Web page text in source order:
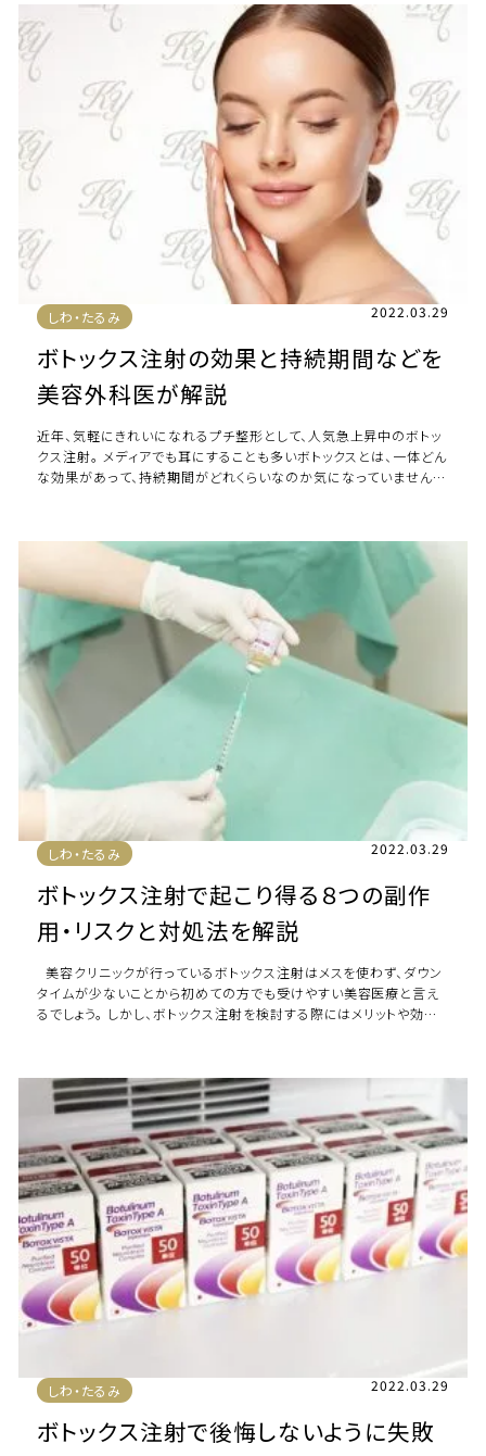
しわ・たるみ 2022.03.29
ボトックス注射の効果と持続期間などを
美容外科医が解説
近年、気軽にきれいになれるプチ整形として、人気急上昇中のボトッ
クス注射。 メディアでも耳にすることも多いボトックスとは、一体どん
な効果があって、持続期間がどれくらいなのか気になっていません
しわ・たるみ 2022.03.29
ボトックス注射で起こり得る８つの副作
用・リスクと対処法を解説
美容クリニックが行っているボトックス注射はメスを使わず、ダウン
タイムが少ないことから初めての方でも受けやすい美容医療と言え
るでしょう。 しかし、ボトックス注射を検討する際にはメリットや効果
しわ・たるみ 2022.03.29
ボトックス注射で後悔しないように失敗